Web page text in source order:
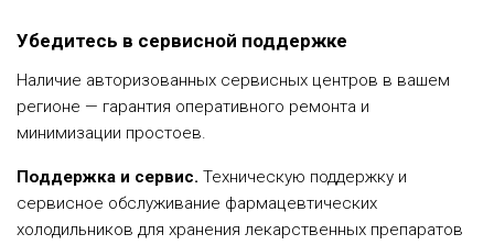
Убедитесь в сервисной поддержке
Наличие авторизованных сервисных центров в вашем
регионе — гарантия оперативного ремонта и
минимизации простоев.
Поддержка и сервис. Техническую поддержку и
сервисное обслуживание фармацевтических
холодильников для хранения лекарственных препаратов